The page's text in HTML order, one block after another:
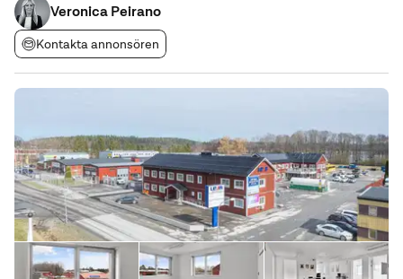
Fiberanslutning 2 Mbit
Veronica Peirano
Kontakta annonsören